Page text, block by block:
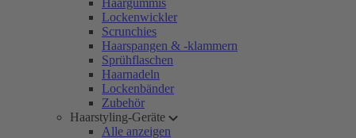
Haargummis
Lockenwickler
Scrunchies
Haarspangen & -klammern
Sprühflaschen
Haarnadeln
Lockenbänder
Zubehör
Haarstyling-Geräte
Alle anzeigen